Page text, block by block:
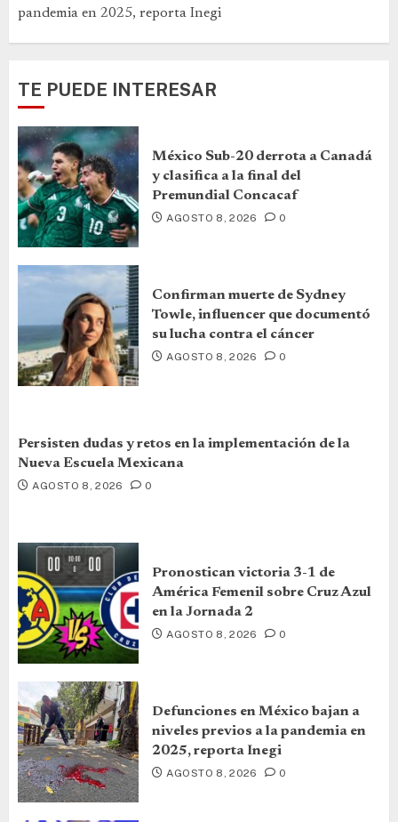
pandemia en 2025, reporta Inegi
TE PUEDE INTERESAR
México Sub-20 derrota a Canadá
y clasifica a la final del
Premundial Concacaf
AGOSTO 8, 2026 0
Confirman muerte de Sydney
Towle, influencer que documentó
su lucha contra el cáncer
AGOSTO 8, 2026 0
Persisten dudas y retos en la implementación de la
Nueva Escuela Mexicana
AGOSTO 8, 2026 0
Pronostican victoria 3-1 de
América Femenil sobre Cruz Azul
en la Jornada 2
AGOSTO 8, 2026 0
Defunciones en México bajan a
niveles previos a la pandemia en
2025, reporta Inegi
AGOSTO 8, 2026 0